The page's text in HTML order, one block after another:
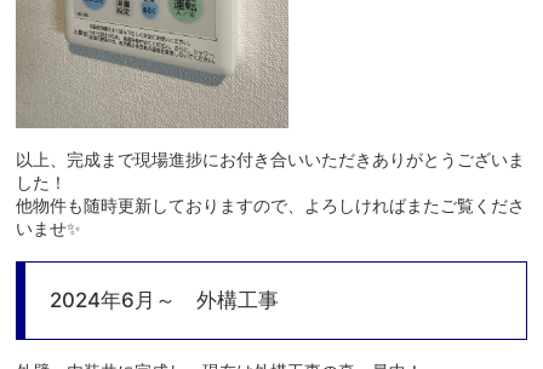
以上、完成まで現場進捗にお付き合いいただきありがとうございま
した！
他物件も随時更新しておりますので、よろしければまたご覧くださ
いませ✨
2024年6月～ 外構工事